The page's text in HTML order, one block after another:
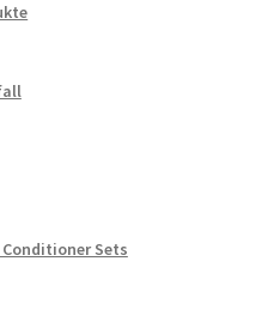
Sets